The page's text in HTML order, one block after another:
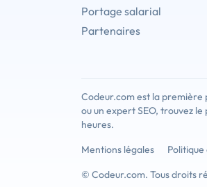
Portage salarial
Partenaires
Codeur.com est la
ou un expert SEO, trouvez
heures.
Mentions légales
© Codeur.com. Tous droits